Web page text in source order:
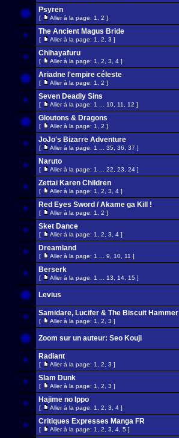
Psyren
[ Aller à la page: 1 2 ]
The Ancient Magus Bride
[ Aller à la page: 1 2 3 ]
Chihayafuru
[ Aller à la page: 1 2 3 4 ]
Ariadne l'empire céleste
[ Aller à la page: 1 2 ]
Seven Deadly Sins
[ Aller à la page: 1 10 11 12 ]
Gloutons & Dragons
[ Aller à la page: 1 2 ]
JoJo's Bizarre Adventure
[ Aller à la page: 1 35 36 37 ]
Naruto
[ Aller à la page: 1 22 23 24 ]
Zettai Karen Children
[ Aller à la page: 1 2 3 4 ]
Red Eyes Sword / Akame ga Kill !
[ Aller à la page: 1 2 ]
Sket Dance
[ Aller à la page: 1 2 3 4 ]
Dreamland
[ Aller à la page: 1 9 10 11 ]
Berserk
[ Aller à la page: 1 13 14 15 ]
Levius
Samidare, Lucifer & The Biscuit Hammer
[ Aller à la page: 1 2 3 ]
Zoom sur un auteur: Seo Kouji
Radiant
[ Aller à la page: 1 2 3 ]
Slam Dunk
[ Aller à la page: 1 2 3 ]
Hajime no Ippo
[ Aller à la page: 1 2 3 4 ]
Critiques Expresses Manga FR
[ Aller à la page: 1 2 3 4 5 ]